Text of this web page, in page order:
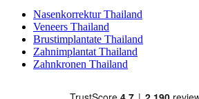
Nasenkorrektur Thailand
Veneers Thailand
Brustimplantate Thailand
Zahnimplantat Thailand
Zahnkronen Thailand